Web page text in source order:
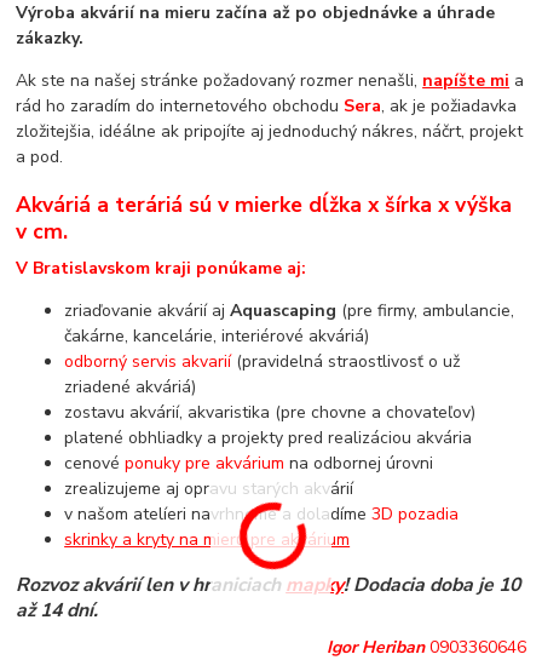
Výroba akvárií na mieru začína až po objednávke a úhrade
zákazky.
Ak ste na našej stránke požadovaný rozmer nenašli, napíšte mi a
rád ho zaradím do internetového obchodu Sera, ak je požiadavka
zložitejšia, idéálne ak pripojíte aj jednoduchý nákres, náčrt, projekt
a pod.
Akváriá a teráriá sú v mierke dĺžka x šírka x výška
v cm.
V Bratislavskom kraji ponúkame aj:
zriaďovanie akvárií ajAquascaping (pre firmy, ambulancie,
čakárne, kancelárie, interiérové akváriá)
odborný servis akvarií(pravidelná straostlivosť o už
zriadené akváriá)
zostavu akvárií, akvaristika (pre chovne a chovateľov)
platené obhliadky a projekty pred realizáciou akvária
cenovéponuky pre akvárium na odbornej úrovni
zrealizujeme aj opravu starých akvárií
v našom atelíeri navrhneme a doladíme3D pozadia
skrinky a kryty na mieru pre akvárium
Rozvoz akvárií len v hraniciach mapky! Dodacia doba je 10
až 14 dní.
Igor Heriban0903360646